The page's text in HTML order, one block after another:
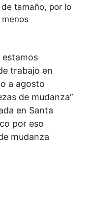
tamaño, por lo
estamos
trabajo en
a agosto
de mudanza”
en Santa
por eso
mudanza